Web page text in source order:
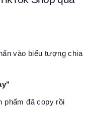
vào biểu tượng chia
phẩm đã copy rồi